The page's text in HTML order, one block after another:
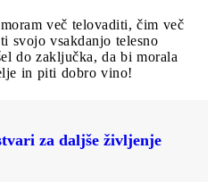
več telovaditi, čim več
svojo vsakdanjo telesno
do zaključka, da bi morala
in piti dobro vino!
za daljše življenje